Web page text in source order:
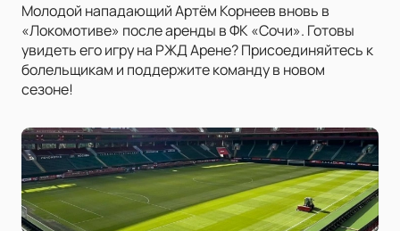
Молодой нападающий Артём Корнеев вновь в
«Локомотиве» после аренды в ФК «Сочи». Готовы
увидеть его игру на РЖД Арене? Присоединяйтесь к
болельщикам и поддержите команду в новом
сезоне!